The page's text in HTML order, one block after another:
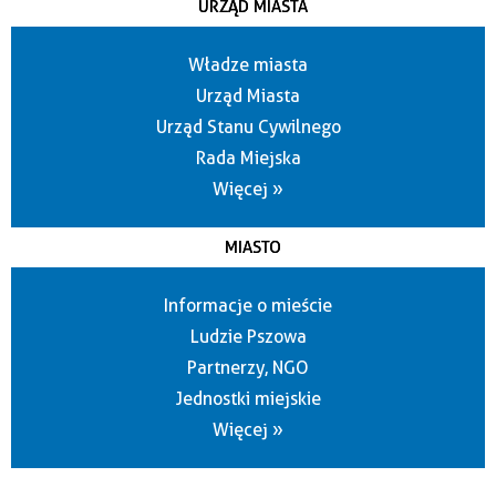
URZĄD MIASTA
Władze miasta
Urząd Miasta
Urząd Stanu Cywilnego
Rada Miejska
Więcej »
MIASTO
Informacje o mieście
Ludzie Pszowa
Partnerzy, NGO
Jednostki miejskie
Więcej »